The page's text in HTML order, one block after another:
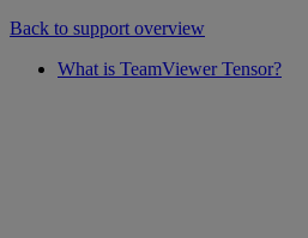
Back to support overview
What is TeamViewer Tensor?